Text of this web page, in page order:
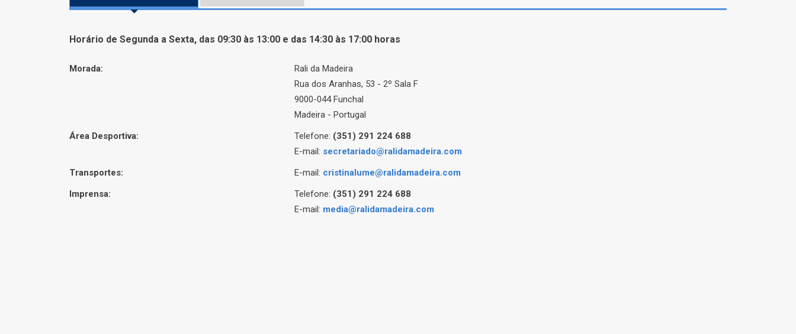
Horário de Segunda a Sexta, das 09:30 às 13:00 e das 14:30 às 17:00 horas
Morada:
Rali da Madeira
Rua dos Aranhas, 53 - 2º Sala F
9000-044 Funchal
Madeira - Portugal
Área Desportiva:
Telefone: (351) 291 224 688
E-mail: secretariado@ralidamadeira.com
Transportes:
E-mail: cristinalume@ralidamadeira.com
Imprensa:
Telefone: (351) 291 224 688
E-mail: media@ralidamadeira.com